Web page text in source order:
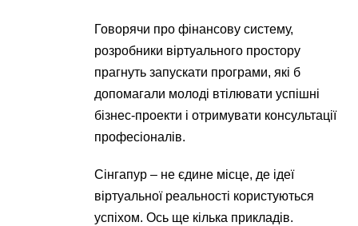
Говорячи про фінансову систему,
розробники віртуального простору
прагнуть запускати програми, які б
допомагали молоді втілювати успішні
бізнес-проекти і отримувати консультації
професіоналів.
Сінгапур – не єдине місце, де ідеї
віртуальної реальності користуються
успіхом. Ось ще кілька прикладів.